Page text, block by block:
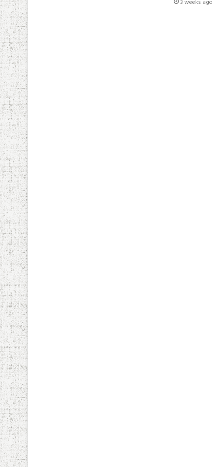
3 weeks ago